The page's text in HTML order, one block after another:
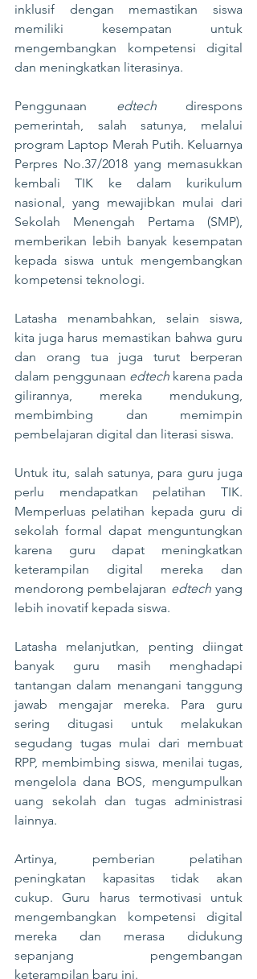
inklusif dengan memastikan siswa
memiliki kesempatan untuk
mengembangkan kompetensi digital
dan meningkatkan literasinya.
Penggunaan edtech direspons
pemerintah, salah satunya, melalui
program Laptop Merah Putih. Keluarnya
Perpres No.37/2018 yang memasukkan
kembali TIK ke dalam kurikulum
nasional, yang mewajibkan mulai dari
Sekolah Menengah Pertama (SMP),
memberikan lebih banyak kesempatan
kepada siswa untuk mengembangkan
kompetensi teknologi.
Latasha menambahkan, selain siswa,
kita juga harus memastikan bahwa guru
dan orang tua juga turut berperan
dalam penggunaan edtech karena pada
gilirannya, mereka mendukung,
membimbing dan memimpin
pembelajaran digital dan literasi siswa.
Untuk itu, salah satunya, para guru juga
perlu mendapatkan pelatihan TIK.
Memperluas pelatihan kepada guru di
sekolah formal dapat menguntungkan
karena guru dapat meningkatkan
keterampilan digital mereka dan
mendorong pembelajaran edtech yang
lebih inovatif kepada siswa.
Latasha melanjutkan, penting diingat
banyak guru masih menghadapi
tantangan dalam menangani tanggung
jawab mengajar mereka. Para guru
sering ditugasi untuk melakukan
segudang tugas mulai dari membuat
RPP, membimbing siswa, menilai tugas,
mengelola dana BOS, mengumpulkan
uang sekolah dan tugas administrasi
lainnya.
Artinya, pemberian pelatihan
peningkatan kapasitas tidak akan
cukup. Guru harus termotivasi untuk
mengembangkan kompetensi digital
mereka dan merasa didukung
sepanjang pengembangan
keterampilan baru ini.